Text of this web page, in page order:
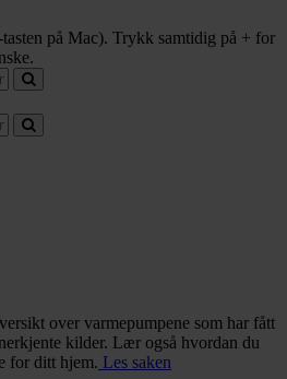
på Mac). Trykk samtidig på + for
over varmepumpene som har fått
kilder. Lær også hvordan du
for ditt hjem. Les saken